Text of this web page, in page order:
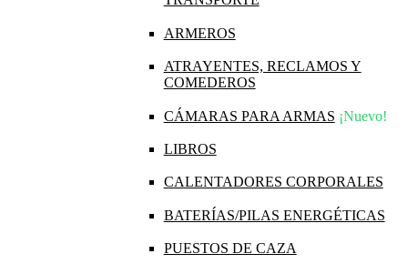
ARMEROS
ATRAYENTES, RECLAMOS Y
COMEDEROS
CÁMARAS PARA ARMAS ¡Nuevo!
LIBROS
CALENTADORES CORPORALES
BATERÍAS/PILAS ENERGÉTICAS
PUESTOS DE CAZA